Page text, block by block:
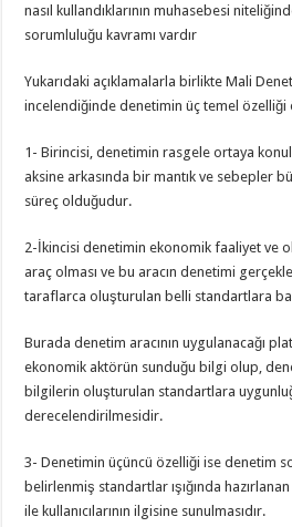
nasıl kullandıklarının muhasebesi
sorumluluğu kavramı vardır
Yukarıdaki açıklamalarla birlikte Mali
incelendiğinde denetimin üç temel özelliği
1- Birincisi, denetimin rasgele ortaya
aksine arkasında bir mantık ve sebepler
süreç olduğudur.
2-İkincisi denetimin ekonomik faaliyet ve
araç olması ve bu aracın denetimi
taraflarca oluşturulan belli standartlara
Burada denetim aracının uygulanacağı
ekonomik aktörün sunduğu bilgi olup,
bilgilerin oluşturulan standartlara
derecelendirilmesidir.
3- Denetimin üçüncü özelliği ise denetim
belirlenmiş standartlar ışığında
ile kullanıcılarının ilgisine sunulmasıdır.